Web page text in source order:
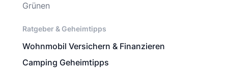
Grünen
Ratgeber & Geheimtipps
Wohnmobil Versichern & Finanzieren
Camping Geheimtipps